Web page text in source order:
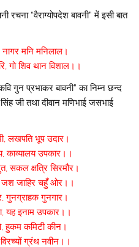
रचना “वैराग्योपदेश बावनी” में इसी बात
मनि मनिलाल।
गो शिव थान विशाल।।
गुन प्रभाकर बावनी” का निम्न छन्द
जी तथा दीवान मणिभाई जसभाई
भूप उदार।
काव्यालय उपकार।।
सकल क्षत्रि सिरमौर।
जाहिर चहुँ ओर।।
गुनग्राहक गुनगार।
यह इनाम उपकार।।
हुकम कमिटी कीन।
ग्रंथ नवीन।।